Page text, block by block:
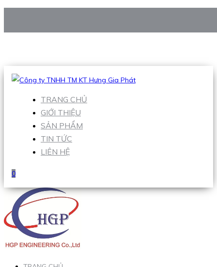
Hotline:0938 906 663
TRANG CHỦ
GIỚI THIỆU
SẢN PHẨM
TIN TỨC
LIÊN HỆ
0